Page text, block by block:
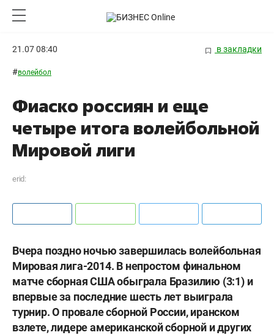
21.07 08:40 в закладки
#волейбол
Фиаско россиян и еще
четыре итога волейбольной
Мировой лиги
erid:
Вчера поздно ночью завершилась волейбольная
Мировая лига-2014. В непростом финальном
матче сборная США обыграла Бразилию (3:1) и
впервые за последние шесть лет выиграла
турнир. О провале сборной России, иранском
взлете, лидере американской сборной и других